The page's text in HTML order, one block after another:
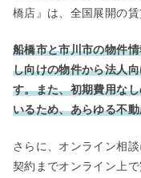
橋店』は、全国展開の
船橋市と市川市の物件
し向けの物件から法人
す。また、初期費用な
いるため、あらゆる不
さらに、オンライン相
契約までオンライン上